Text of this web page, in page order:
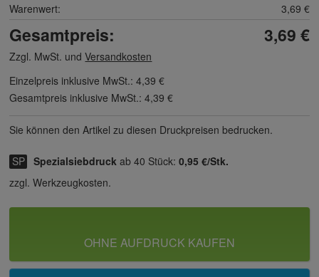
Warenwert:
3,69 €
Gesamtpreis: 3,69 €
Zzgl. MwSt. undVersandkosten
Einzelpreis inklusive MwSt.:4,39 €
Gesamtpreis inklusive MwSt.:4,39 €
Sie können den Artikel zu diesen Druck­preisen bedrucken.
Spezialsiebdruck ab 40 Stück:0,95 €/Stk.
zzgl. Werkzeugkosten.
OHNE AUFDRUCK KAUFEN